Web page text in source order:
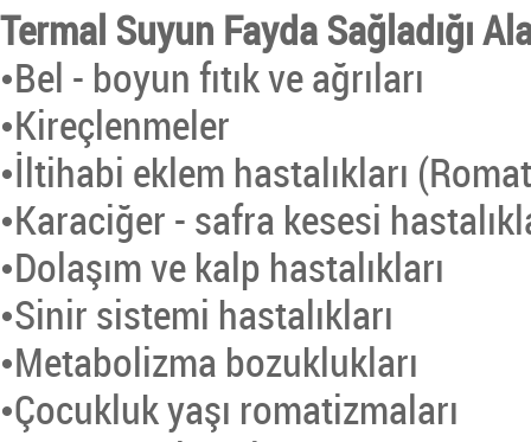
Termal Suyun Fayda Sağladığı
•Bel - boyun fıtık ve ağrıları
•Kireçlenmeler
•İltihabi eklem hastalıkları
•Karaciğer - safra kesesi
•Dolaşım ve kalp hastalıkları
•Sinir sistemi hastalıkları
•Metabolizma bozuklukları
•Çocukluk yaşı romatizmaları